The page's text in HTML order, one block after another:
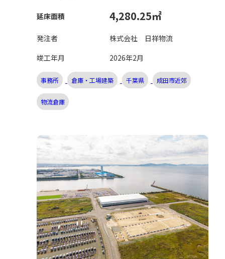
延床面積 4,280.25㎡
発注者
株式会社 日祥物流
竣工年月
2026年2月
事務所 倉庫・工場建築 千葉県 成田市近郊
物流倉庫